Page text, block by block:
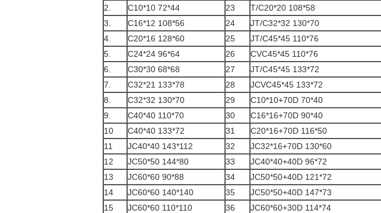
2.
C10*10 72*44 23
T/C20*20 108*58
3.
C16*12 108*56 24
JT/C32*32 130*70
4.
C20*16 128*60 25
JT/C45*45 110*76
5.
C24*24 96*64 26
CVC45*45 110*76
6.
C30*30 68*68 27
JT/C45*45 133*72
7.
C32*21 133*78 28
JCVC45*45 133*72
8.
C32*32 130*70 29
C10*10+70D 70*40
9.
C40*40 110*70 30
C16*16+70D 90*40
10
C40*40 133*72 31
C20*16+70D 116*50
11
JC40*40 143*112 32
JC32*16+70D 130*60
12
JC50*50 144*80 33
JC40*40+40D 96*72
13
JC60*60 90*88 34
JC50*50+40D 121*72
14
JC60*60 140*140 35
JC50*50+40D 147*73
15
JC60*60 110*110 36
JC60*60+30D 114*74